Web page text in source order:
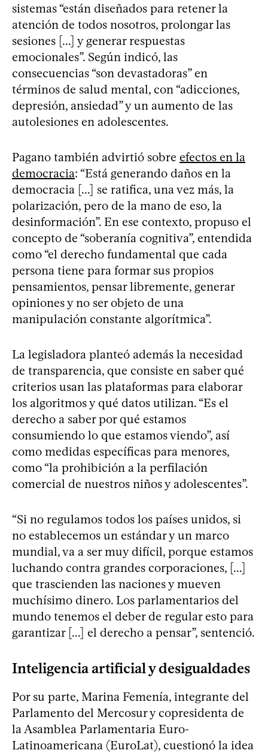
sistemas “están diseñados para retener la
atención de todos nosotros, prolongar las
sesiones [...] y generar respuestas
emocionales”. Según indicó, las
consecuencias “son devastadoras” en
términos de salud mental, con “adicciones,
depresión, ansiedad” y un aumento de las
autolesiones en adolescentes.
Pagano también advirtió sobre efectos en la
democracia: “Está generando daños en la
democracia [...] se ratifica, una vez más, la
polarización, pero de la mano de eso, la
desinformación”. En ese contexto, propuso el
concepto de “soberanía cognitiva”, entendida
como “el derecho fundamental que cada
persona tiene para formar sus propios
pensamientos, pensar libremente, generar
opiniones y no ser objeto de una
manipulación constante algorítmica”.
La legisladora planteó además la necesidad
de transparencia, que consiste en saber qué
criterios usan las plataformas para elaborar
los algoritmos y qué datos utilizan. “Es el
derecho a saber por qué estamos
consumiendo lo que estamos viendo”, así
como medidas específicas para menores,
como “la prohibición a la perfilación
comercial de nuestros niños y adolescentes”.
“Si no regulamos todos los países unidos, si
no establecemos un estándar y un marco
mundial, va a ser muy difícil, porque estamos
luchando contra grandes corporaciones, [...]
que trascienden las naciones y mueven
muchísimo dinero. Los parlamentarios del
mundo tenemos el deber de regular esto para
garantizar [...] el derecho a pensar”, sentenció.
Inteligencia artificial y desigualdades
Por su parte, Marina Femenía, integrante del
Parlamento del Mercosur y copresidenta de
la Asamblea Parlamentaria Euro-
Latinoamericana (EuroLat), cuestionó la idea